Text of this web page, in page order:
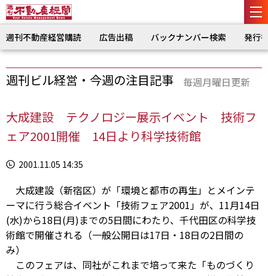
週刊不動産経営購読 広告出稿 バックナンバー検索 発行
週刊ビル経営・今週の注目記事 毎週月曜日更新
大成建設 テクノロジー展示イベント 技術フ
ェア2001開催 14日より科学技術館
2001.11.05 14:35
大成建設（新宿区）が「環境と都市の再生」とメインテ
ーマに行う総合イベント「技術フェア2001」が、11月14日
(水)から18日(月)までの5日間にわたり、千代田区の科学技
術館で開催される（一般公開日は17日・18日の2日間の
み）
このフェアは、同社がこれまで培って来た「ものづくり